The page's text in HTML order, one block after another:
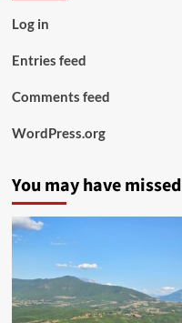
Log in
Entries feed
Comments feed
WordPress.org
You may have missed